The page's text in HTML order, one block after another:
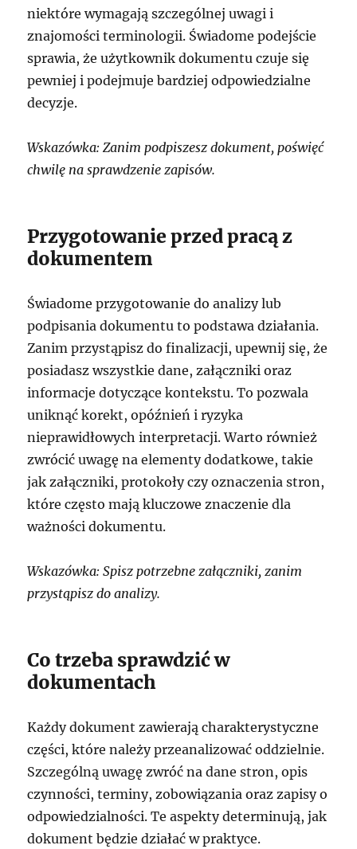
niektóre wymagają szczególnej uwagi i
znajomości terminologii. Świadome podejście
sprawia, że użytkownik dokumentu czuje się
pewniej i podejmuje bardziej odpowiedzialne
decyzje.
Wskazówka: Zanim podpiszesz dokument, poświęć
chwilę na sprawdzenie zapisów.
Przygotowanie przed pracą z
dokumentem
Świadome przygotowanie do analizy lub
podpisania dokumentu to podstawa działania.
Zanim przystąpisz do finalizacji, upewnij się, że
posiadasz wszystkie dane, załączniki oraz
informacje dotyczące kontekstu. To pozwala
uniknąć korekt, opóźnień i ryzyka
nieprawidłowych interpretacji. Warto również
zwrócić uwagę na elementy dodatkowe, takie
jak załączniki, protokoły czy oznaczenia stron,
które często mają kluczowe znaczenie dla
ważności dokumentu.
Wskazówka: Spisz potrzebne załączniki, zanim
przystąpisz do analizy.
Co trzeba sprawdzić w
dokumentach
Każdy dokument zawierają charakterystyczne
części, które należy przeanalizować oddzielnie.
Szczególną uwagę zwróć na dane stron, opis
czynności, terminy, zobowiązania oraz zapisy o
odpowiedzialności. Te aspekty determinują, jak
dokument będzie działać w praktyce.